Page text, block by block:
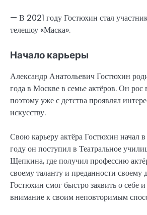
— В 2021 году Гостюхин стал
телешоу «Маска».
Начало карьеры
Александр Анатольевич Гостюхин
года в Москве в семье актёров. Он рос
поэтому уже с детства проявлял
искусству.
Свою карьеру актёра Гостюхин начал
году он поступил в Театральное
Щепкина, где получил профессию
своему таланту и преданности своему
Гостюхин смог быстро заявить о себе
внимание к своим неповторимым